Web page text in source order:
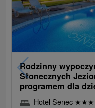
Rodzinny
Słonecznych
programem dla
Hotel Senec ★★★